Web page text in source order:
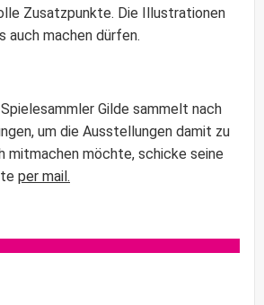
Zusatzpunkte. Die Illustrationen
auch machen dürfen.
Gilde sammelt nach
um die Ausstellungen damit zu
mitmachen möchte, schicke seine
per mail.